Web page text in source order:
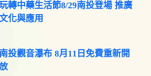
轉中藥生活節8/29南投登場 推廣
化與應用
南投觀音瀑布 8月11日免費重新開